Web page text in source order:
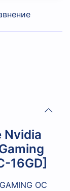
Nvidia
16GD]
OC